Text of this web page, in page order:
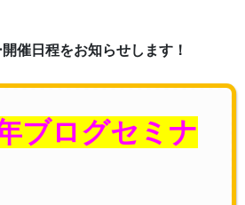
催日程をお知らせします！
ブログセミナ